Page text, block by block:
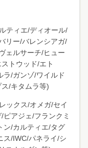
ティエ/ディオール/
リー/バレンシアガ/
ェルサーチ/ヒュー
トウッド/エト
ラ/ガンゾ/ワイルド
/キタムラ等)
ックス/オメガ/セイ
アジェ/フランクミ
ン/カルティエ/タグ
ス/IWC/パネライ/シ